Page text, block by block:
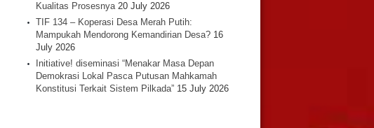
Kualitas Prosesnya 20 July 2026
TIF 134 – Koperasi Desa Merah Putih:
Mampukah Mendorong Kemandirian Desa? 16
July 2026
Initiative! diseminasi “Menakar Masa Depan
Demokrasi Lokal Pasca Putusan Mahkamah
Konstitusi Terkait Sistem Pilkada” 15 July 2026